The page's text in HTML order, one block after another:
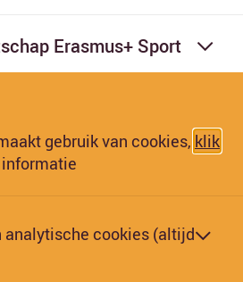
Erasmus+ Sport
voor de inhoud hiervan.
gebruik van cookies, klik
analytische cookies (altijd